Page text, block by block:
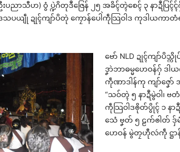
ပညာသီဟ) ဝွံ ပ္ဍဲဂိတုဒဳဇြေန် ၂၅ အခိၚ်တ္ၚဲစေၚ် ၃ နာဍဳပြ
ပယျဵု ဍုၚ်ကျာ်ပိတုဲ ကၠောန်ပေါဲကဵုသြဝါဒ ကုဒါယကာ
ဗော် NLD ဍုၚ်ကျာ်ပိသ္
ဒၞာဲဘာဓမ္မဟေဝန်ဂှ် ဒ
ကဵုဏာဒါန်ကု ကျာ်ဇၞော်
“သဝ်တ္ၚဲ ၅ နာဍဳမွဲဝါ၊
ကဵုသြဝါဒၜိုတ်ပွိုၚ် ၁ နာ
သေံ ဗၞတ် ၅ ဠက်ၜါတ် ဒှ်
ဟေဝန် မွဲတၠဟီုလဴကဵု ဋ္ဌာန်